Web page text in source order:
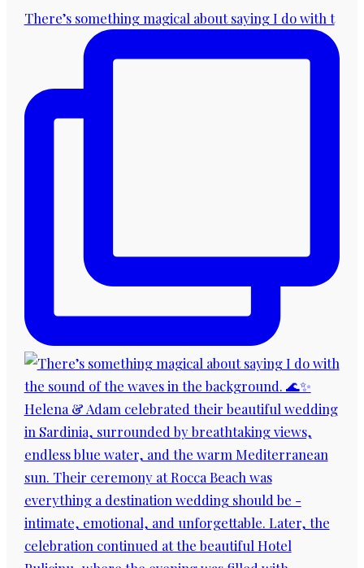
There’s something magical about saying I do with t